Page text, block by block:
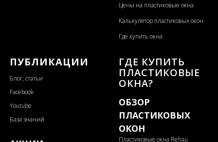
Цены на пластиковые окна
Калькулятор пластиковых окон
Где купить окна
ПУБЛИКАЦИИ
Блог, статьи
Facebook
Youtube
База знаний
ГДЕ КУПИТЬ
ПЛАСТИКОВЫЕ
ОКНА?
ОБЗОР
ПЛАСТИКОВЫХ
ОКОН
Пластиковые окна Rehau